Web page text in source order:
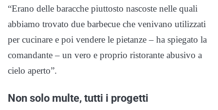
“Erano delle baracche piuttosto nascoste nelle quali
abbiamo trovato due barbecue che venivano utilizzati
per cucinare e poi vendere le pietanze – ha spiegato la
comandante – un vero e proprio ristorante abusivo a
cielo aperto”.
Non solo multe, tutti i progetti